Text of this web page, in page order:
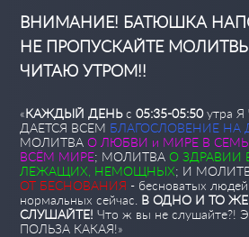
ВНИМАНИЕ! БАТЮШКА
НЕ ПРОПУСКАЙТЕ
ЧИТАЮ УТРОМ!!
«КАЖДЫЙ ДЕНЬс05:35-05:50утра
ДАЕТСЯ ВСЕМ БЛАГОСЛОВЕНИЕ НА
МОЛИТВА О ЛЮБВИ и МИРЕ В
ВСЁМ МИРЕ; МОЛИТВА О ЗДРАВИИ
ЛЕЖАЩИХ, НЕМОЩНЫХ; И
ОТ БЕСНОВАНИЯ - бесноватых
нормальных сейчас. В ОДНО И ТО
СЛУШАЙТЕ! Что ж вы не слушайте?!
ПОЛЬЗА КАКАЯ!»